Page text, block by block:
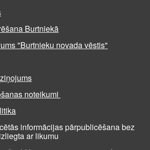
Burtniekā
"Burtnieku novada vēstis"
noteikumi
informācijas pārpublicēšana bez
ar likumu